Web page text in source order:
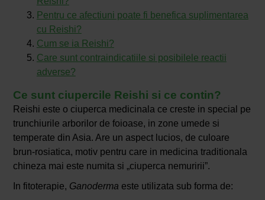
Pentru ce afectiuni poate fi benefica suplimentarea
cu Reishi?
Cum se ia Reishi?
Care sunt contraindicatiile si posibilele reactii
adverse?
Ce sunt ciupercile Reishi si ce contin?
Reishi este o ciuperca medicinala ce creste in special pe
trunchiurile arborilor de foioase, in zone umede si
temperate din Asia. Are un aspect lucios, de culoare
brun-rosiatica, motiv pentru care in medicina traditionala
chineza mai este numita si „ciuperca nemuririi”.
In fitoterapie, Ganoderma este utilizata sub forma de: